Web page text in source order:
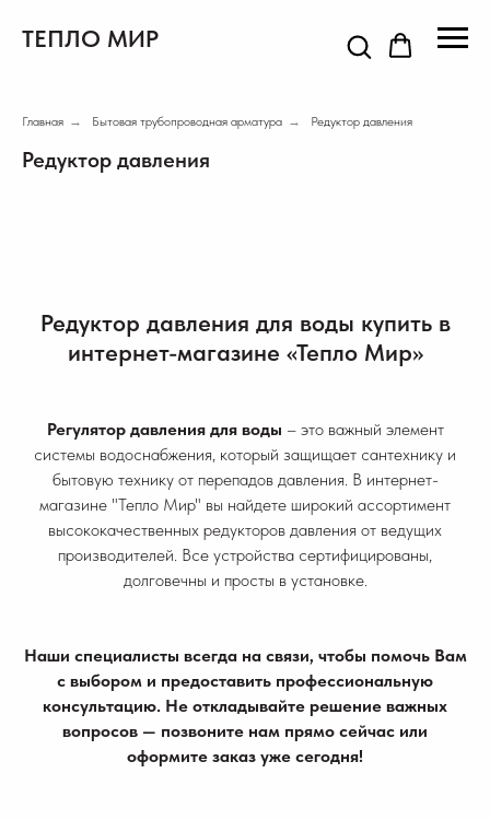
ТЕПЛО МИР
Главная → Бытовая трубопроводная арматура → Редуктор давления
Редуктор давления
Редуктор давления для воды купить в
интернет-магазине «Тепло Мир»
Регулятор давления для воды – это важный элемент
системы водоснабжения, который защищает сантехнику и
бытовую технику от перепадов давления. В интернет-
магазине "Тепло Мир" вы найдете широкий ассортимент
высококачественных редукторов давления от ведущих
производителей. Все устройства сертифицированы,
долговечны и просты в установке.
Наши специалисты всегда на связи, чтобы помочь Вам
с выбором и предоставить профессиональную
консультацию. Не откладывайте решение важных
вопросов — позвоните нам прямо сейчас или
оформите заказ уже сегодня!